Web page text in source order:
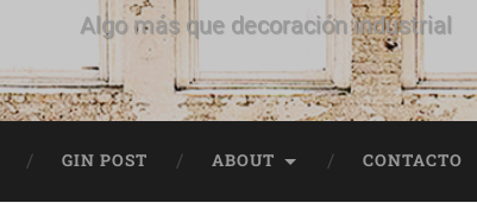
Algo más que decoración industrial
GIN POST ABOUT CONTACTO